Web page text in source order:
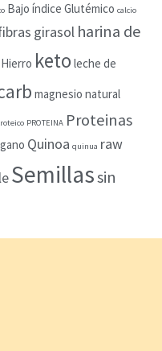
Bajo índice Glutémico calcio
girasol harina de
Hierro keto leche de
magnesio natural
PROTEINA Proteinas
Quinoa quinua raw
Semillassin